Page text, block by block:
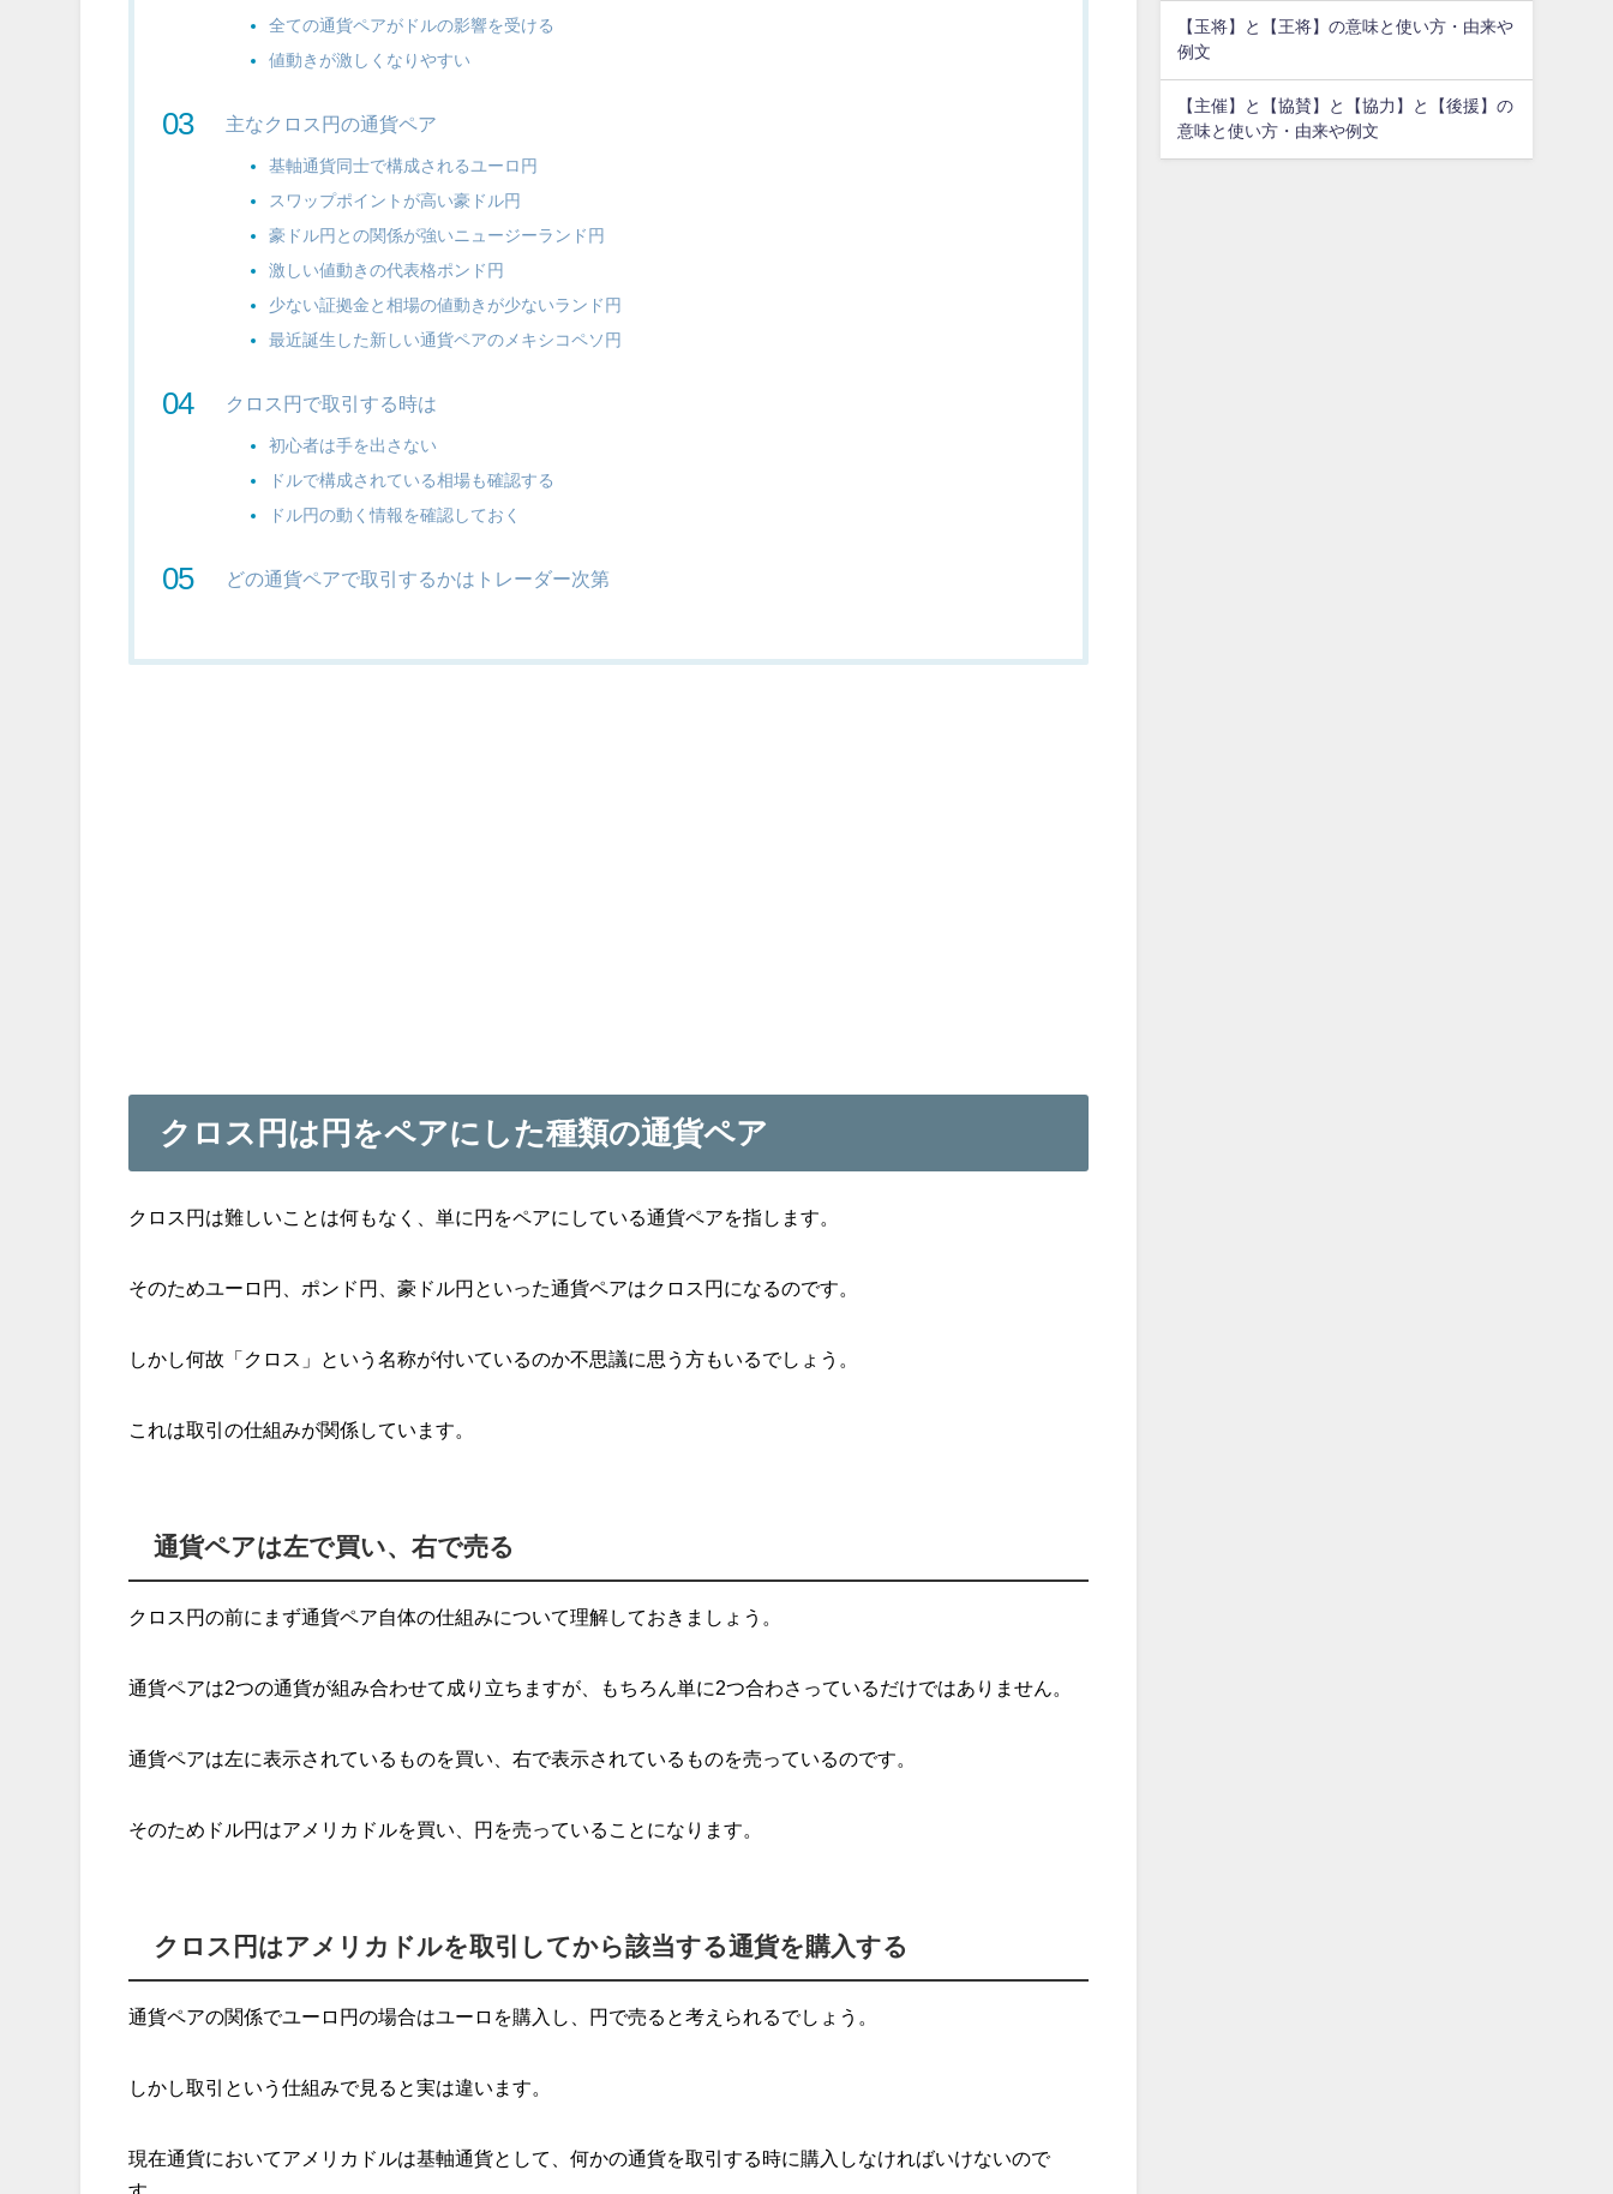
全ての通貨ペアがドルの影響を受ける
値動きが激しくなりやすい
主なクロス円の通貨ペア
基軸通貨同士で構成されるユーロ円
スワップポイントが高い豪ドル円
豪ドル円との関係が強いニュージーランド円
激しい値動きの代表格ポンド円
少ない証拠金と相場の値動きが少ないランド円
最近誕生した新しい通貨ペアのメキシコペソ円
クロス円で取引する時は
初心者は手を出さない
ドルで構成されている相場も確認する
ドル円の動く情報を確認しておく
どの通貨ペアで取引するかはトレーダー次第
クロス円は円をペアにした種類の通貨ペア
クロス円は難しいことは何もなく、単に円をペアにしている通貨ペアを指します。
そのためユーロ円、ポンド円、豪ドル円といった通貨ペアはクロス円になるのです。
しかし何故「クロス」という名称が付いているのか不思議に思う方もいるでしょう。
これは取引の仕組みが関係しています。
通貨ペアは左で買い、右で売る
クロス円の前にまず通貨ペア自体の仕組みについて理解しておきましょう。
通貨ペアは2つの通貨が組み合わせて成り立ちますが、もちろん単に2つ合わさっているだけではありません。
通貨ペアは左に表示されているものを買い、右で表示されているものを売っているのです。
そのためドル円はアメリカドルを買い、円を売っていることになります。
クロス円はアメリカドルを取引してから該当する通貨を購入する
通貨ペアの関係でユーロ円の場合はユーロを購入し、円で売ると考えられるでしょう。
しかし取引という仕組みで見ると実は違います。
現在通貨においてアメリカドルは基軸通貨として、何かの通貨を取引する時に購入しなければいけないので
【玉将】と【王将】の意味と使い方・由来や
例文
【主催】と【協賛】と【協力】と【後援】の
意味と使い方・由来や例文